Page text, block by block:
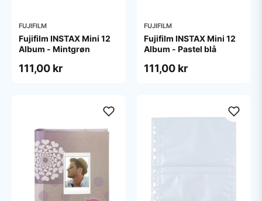
FUJIFILM
Fujifilm INSTAX Mini 12
Album - Mintgrøn
111,00 kr
FUJIFILM
Fujifilm INSTAX Mini 12
Album - Pastel blå
111,00 kr